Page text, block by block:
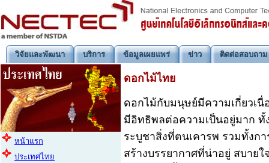
วิจัยและพัฒนา บริการ ข้อมูลเผยแพร่ ข่าว ติดต่อสอบถาม
หน้าแรก
ประเทศไทย
ดอกไม้ไทย
ดอกไม้กับมนุษย์มีความเกี่ยวเ
มีอิทธิพลต่อความเป็นอยู่มาก ทั้
ระบูชาสิ่งที่ตนเคารพ รวมทั้งก
สร้างบรรยากาศที่น่าอยู่ สบาย